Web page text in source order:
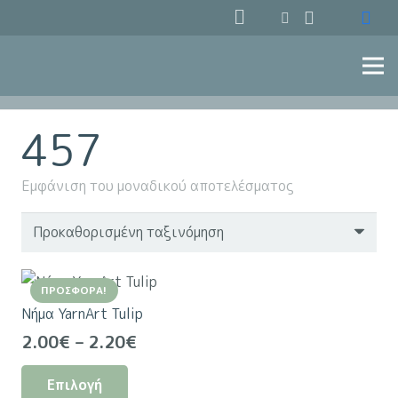
457
Εμφάνιση του μοναδικού αποτελέσματος
ΠΡΟΣΦΟΡΆ!
Νήμα YarnArt Tulip
2.00€ – 2.20€
Επιλογή